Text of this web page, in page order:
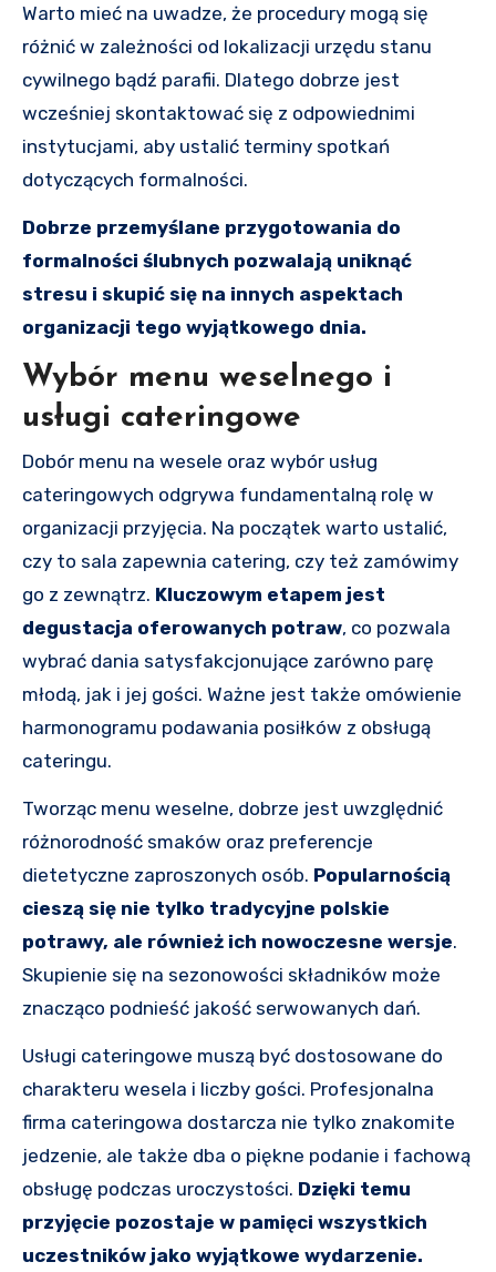
Warto mieć na uwadze, że procedury mogą się
różnić w zależności od lokalizacji urzędu stanu
cywilnego bądź parafii. Dlatego dobrze jest
wcześniej skontaktować się z odpowiednimi
instytucjami, aby ustalić terminy spotkań
dotyczących formalności.
Dobrze przemyślane przygotowania do
formalności ślubnych pozwalają uniknąć
stresu i skupić się na innych aspektach
organizacji tego wyjątkowego dnia.
Wybór menu weselnego i
usługi cateringowe
Dobór menu na wesele oraz wybór usług
cateringowych odgrywa fundamentalną rolę w
organizacji przyjęcia. Na początek warto ustalić,
czy to sala zapewnia catering, czy też zamówimy
go z zewnątrz. Kluczowym etapem jest
degustacja oferowanych potraw, co pozwala
wybrać dania satysfakcjonujące zarówno parę
młodą, jak i jej gości. Ważne jest także omówienie
harmonogramu podawania posiłków z obsługą
cateringu.
Tworząc menu weselne, dobrze jest uwzględnić
różnorodność smaków oraz preferencje
dietetyczne zaproszonych osób. Popularnością
cieszą się nie tylko tradycyjne polskie
potrawy, ale również ich nowoczesne wersje.
Skupienie się na sezonowości składników może
znacząco podnieść jakość serwowanych dań.
Usługi cateringowe muszą być dostosowane do
charakteru wesela i liczby gości. Profesjonalna
firma cateringowa dostarcza nie tylko znakomite
jedzenie, ale także dba o piękne podanie i fachową
obsługę podczas uroczystości. Dzięki temu
przyjęcie pozostaje w pamięci wszystkich
uczestników jako wyjątkowe wydarzenie.